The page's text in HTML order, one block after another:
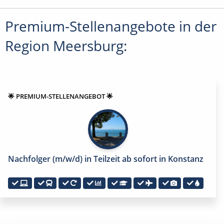
Premium-Stellenangebote in der
Region Meersburg:
🌟 PREMIUM-STELLENANGEBOT 🌟
Nachfolger (m/w/d) in Teilzeit ab sofort in Konstanz